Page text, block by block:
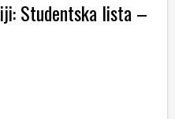
Studentska lista –